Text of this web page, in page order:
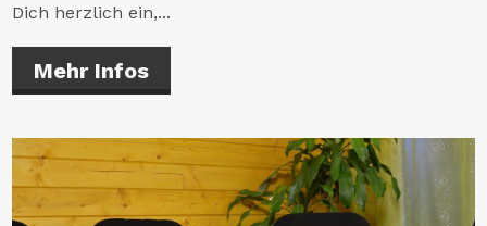
Dich herzlich ein,...
Mehr Infos